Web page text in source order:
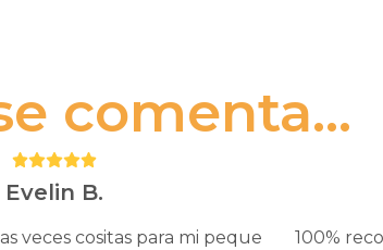
comenta...
Puntuación:
5
Evelin B.
veces cositas para mi peque
100%